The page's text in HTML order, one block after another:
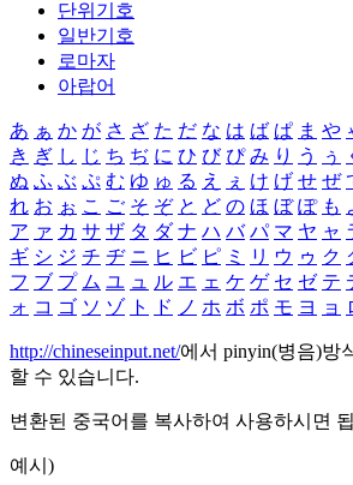
단위기호
일반기호
로마자
아랍어
あ ぁ か が さ ざ た だ な は ば ぱ ま や
き ぎ し じ ち ぢ に ひ び ぴ み り う ぅ
ぬ ふ ぶ ぷ む ゆ ゅ る え ぇ け げ せ ぜ
れ お ぉ こ ご そ ぞ と ど の ほ ぼ ぽ も
ア ァ カ サ ザ タ ダ ナ ハ バ パ マ ヤ ャ
ギ シ ジ チ ヂ ニ ヒ ビ ピ ミ リ ウ ゥ ク
フ ブ プ ム ユ ュ ル エ ェ ケ ゲ セ ゼ テ
ォ コ ゴ ソ ゾ ト ド ノ ホ ボ ポ モ ヨ ョ
http://chineseinput.net/에서 pinyin(병음)방
할 수 있습니다.
변환된 중국어를 복사하여 사용하시면
예시)